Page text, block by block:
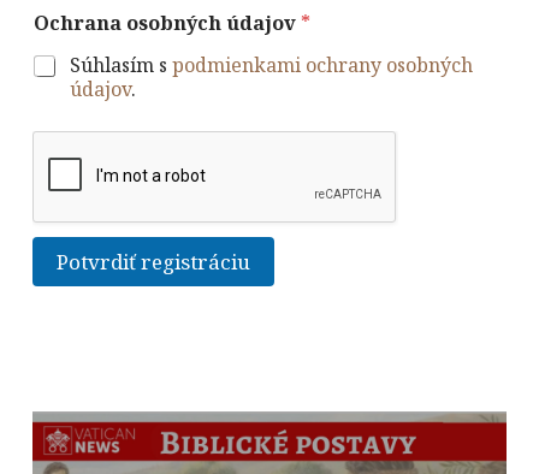
Ochrana osobných údajov *
Súhlasím s podmienkami ochrany osobných
údajov.
Potvrdiť registráciu